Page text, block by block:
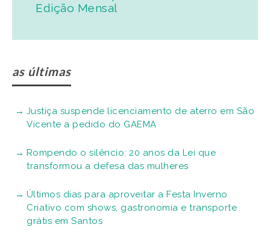
Edição Mensal
as últimas
Justiça suspende licenciamento de aterro em São
Vicente a pedido do GAEMA
Rompendo o silêncio: 20 anos da Lei que
transformou a defesa das mulheres
Últimos dias para aproveitar a Festa Inverno
Criativo com shows, gastronomia e transporte
grátis em Santos